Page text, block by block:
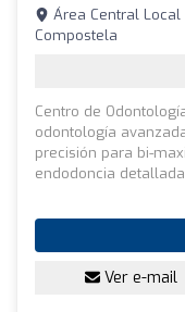
Área Central Local
Compostela
Centro de
odontología
precisión para bi-
endodoncia
Ver e-mail